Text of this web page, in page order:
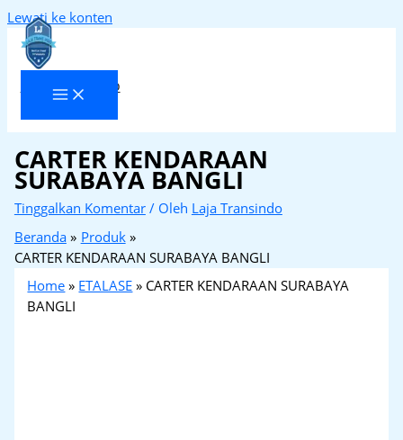
Lewati ke konten
Laja Transindo
CARTER KENDARAAN
SURABAYA BANGLI
Tinggalkan Komentar / Oleh Laja Transindo
Beranda
Produk
CARTER KENDARAAN SURABAYA BANGLI
Home » ETALASE » CARTER KENDARAAN SURABAYA
BANGLI